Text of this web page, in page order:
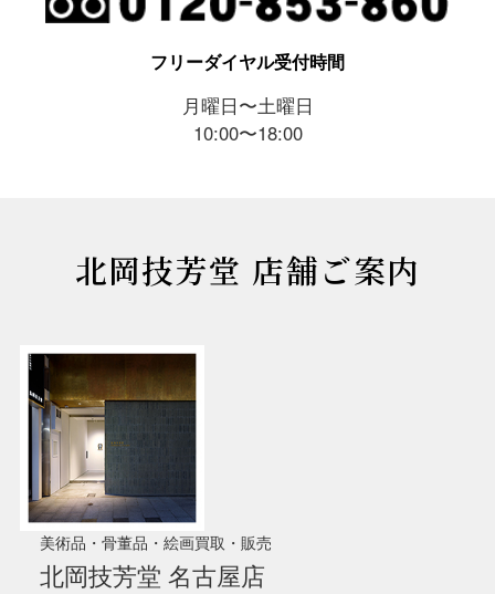
フリーダイヤル受付時間
月曜日〜土曜日
10:00〜18:00
北岡技芳堂 店舗ご案内
美術品・骨董品・絵画買取・販売
北岡技芳堂 名古屋店